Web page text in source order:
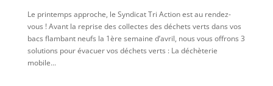
Le printemps approche, le Syndicat Tri Action est au rendez-
vous ! Avant la reprise des collectes des déchets verts dans vos
bacs flambant neufs la 1ère semaine d’avril, nous vous offrons 3
solutions pour évacuer vos déchets verts : La déchèterie
mobile...